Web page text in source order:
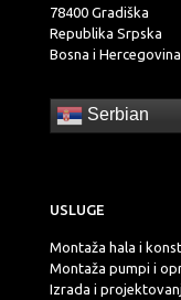
78400 Gradiška
Republika Srpska
Bosna i Hercegovina
Serbian
USLUGE
Montaža hala i
Montaža pumpi i
Izrada i